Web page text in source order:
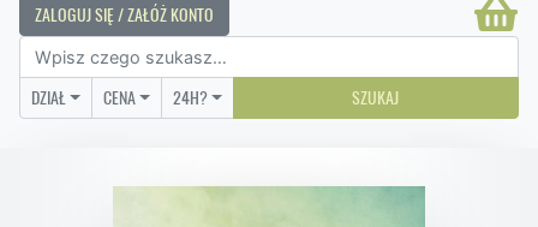
ZALOGUJ SIĘ / ZAŁÓŻ KONTO
DZIAŁ CENA 24H? SZUKAJ